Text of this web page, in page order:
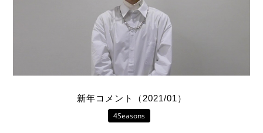
新年コメント（2021/01）
4Seasons